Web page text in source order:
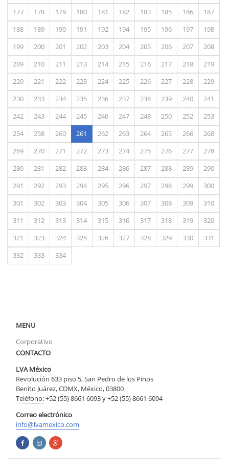
177
178 179 180 181 182 183 185 186
187
188
189 190 191 192 194 195 196 197
198
199
200 201 202 203 204 205 206 207
208
209
210 211 213 214 215 216 217 218
219
220
221 222 223 224 225 226 227 228
229
230
233 234 235 236 237 238 239 240
241
242
243 244 245 246 247 248 250 252
253
254
258 260 261 (actual)
262 263 264 265 266
268
269
270 271 272 273 274 275 276 277
278
280
281 282 283 284 286 287 288 289
290
291
292 293 294 295 296 297 298 299
300
301
302 303 304 305 306 307 308 309
310
311
312 313 314 315 316 317 318 319
320
321
323 324 325 326 327 328 329 330
331
332
333 334
MENU
Corporativo
CONTACTO
LVA México
Revolución 633 piso 5, San Pedro de los Pinos
Benito Juárez, CDMX, México, 03800
Teléfono:+52 (55) 8661 6093 y +52 (55) 8661 6094
Correo electrónico
info@lvamexico.com